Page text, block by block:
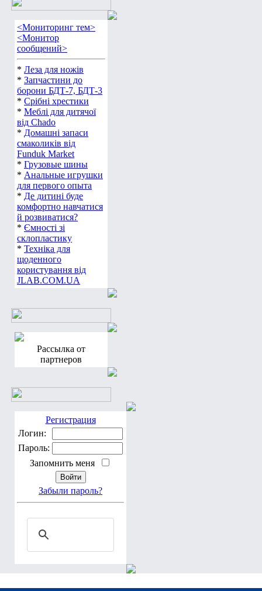
<Мониторинг тем>
<Монитор
сообщений>
* Леза для ножів
* Запчастини до
борони БДТ-7, БДТ-3
* Срібні хрестики
* Меблі для дитячої
від Chado
* Домашні запаси
смаколиків від
Funduk Market
* Грузовые шины
* Анальные игрушки
для первого опыта
* Де дитині буде
комфортно навчатися
й розвиватися?
* Ємності зі
склопластику
* Техніка для
щоденного
користування від
JLAB.COM.UA
Рассылка от
партнеров
Регистрация
Логин:
Пароль:
Запомнить меня
Забыли пароль?